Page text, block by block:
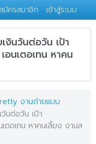
มัครสมาชิก เข้าสู่ระบบ
นวันต่อวัน เป้า
นเตอเทน หาคน
งานถ่ายแบบ
นต่อวัน เป้า
อเทน หาคนเลี้ยง งานส